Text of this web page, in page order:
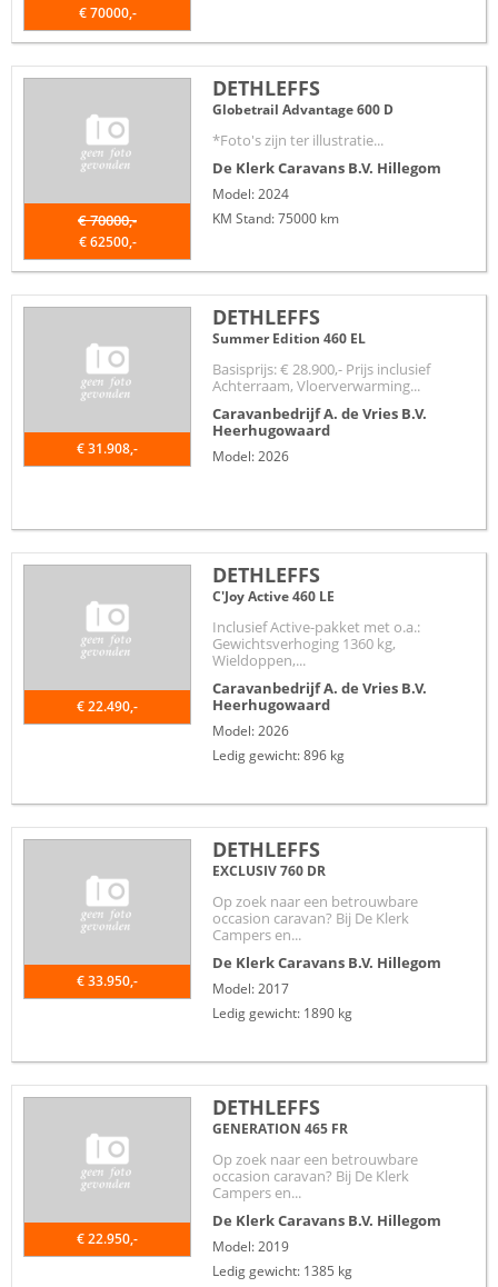
€ 70000,-
€ 70000,-
€ 62500,-
DETHLEFFS
Globetrail Advantage 600 D
*Foto's zijn ter illustratie...
De Klerk Caravans B.V. Hillegom
Model: 2024
KM Stand: 75000 km
€ 31.908,-
DETHLEFFS
Summer Edition 460 EL
Basisprijs: € 28.900,- Prijs inclusief
Achterraam, Vloerverwarming...
Caravanbedrijf A. de Vries B.V.
Heerhugowaard
Model: 2026
€ 22.490,-
DETHLEFFS
C'Joy Active 460 LE
Inclusief Active-pakket met o.a.:
Gewichtsverhoging 1360 kg,
Wieldoppen,...
Caravanbedrijf A. de Vries B.V.
Heerhugowaard
Model: 2026
Ledig gewicht: 896 kg
€ 33.950,-
DETHLEFFS
EXCLUSIV 760 DR
Op zoek naar een betrouwbare
occasion caravan? Bij De Klerk
Campers en...
De Klerk Caravans B.V. Hillegom
Model: 2017
Ledig gewicht: 1890 kg
€ 22.950,-
DETHLEFFS
GENERATION 465 FR
Op zoek naar een betrouwbare
occasion caravan? Bij De Klerk
Campers en...
De Klerk Caravans B.V. Hillegom
Model: 2019
Ledig gewicht: 1385 kg